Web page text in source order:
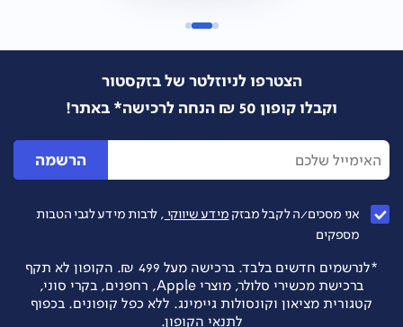
הצטרפו לניוזלטר של בזקסטור
וקבלו קופון 50 ₪ הנחה לרכישה* באתר!
הרשמה
אני מסכים/ה לקבל מבזק מידע שיווקי , לרבות מידע לגבי הטבות
מספקים
*לנרשמים חדשים בלבד. ברכישה מעל 499 ₪. הקופון לא תקף
ברכישת מכשירי סלולר, מוצרי Apple, רחפנים, בקרי סוני,
קטגורית מציאון וקונסולות גיימינג. ללא כפל קופונים. בכפוף
לתנאי הקופון.